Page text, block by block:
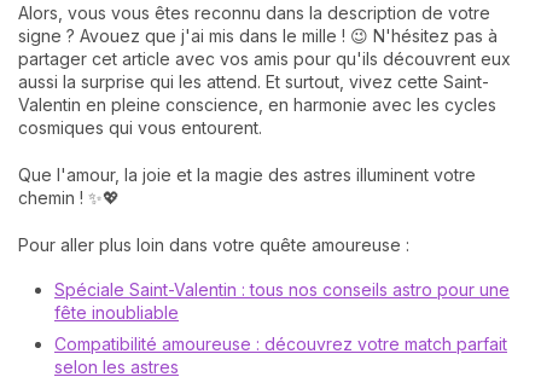
Alors, vous vous êtes reconnu dans la description de votre
signe ? Avouez que j'ai mis dans le mille ! 😉 N'hésitez pas à
partager cet article avec vos amis pour qu'ils découvrent eux
aussi la surprise qui les attend. Et surtout, vivez cette Saint-
Valentin en pleine conscience, en harmonie avec les cycles
cosmiques qui vous entourent.
Que l'amour, la joie et la magie des astres illuminent votre
chemin ! ✨💖
Pour aller plus loin dans votre quête amoureuse :
Spéciale Saint-Valentin : tous nos conseils astro pour une
fête inoubliable
Compatibilité amoureuse : découvrez votre match parfait
selon les astres